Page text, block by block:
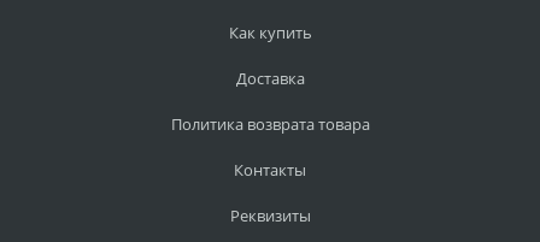
Как купить
Доставка
Политика возврата товара
Контакты
Реквизиты